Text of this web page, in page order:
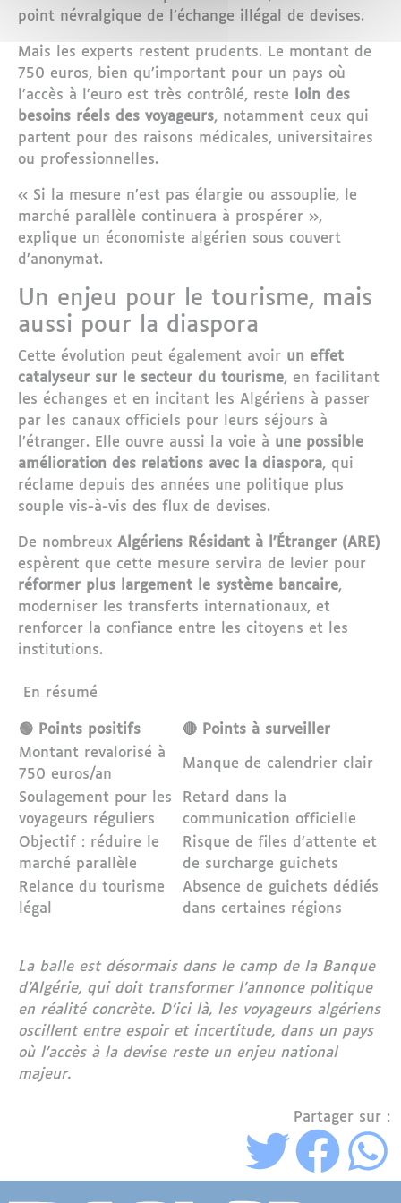
point névralgique de l’échange illégal de devises.
Mais les experts restent prudents. Le montant de
750 euros, bien qu’important pour un pays où
l’accès à l’euro est très contrôlé, reste
loin des
besoins réels des voyageurs, notamment ceux qui
partent pour des raisons médicales, universitaires
ou professionnelles.
« Si la mesure n’est pas élargie ou assouplie, le
marché parallèle continuera à prospérer »,
explique un économiste algérien sous couvert
d’anonymat.
Un enjeu pour le tourisme, mais
aussi pour la diaspora
Cette évolution peut également avoir un effet
catalyseur sur le secteur du tourisme, en facilitant
les échanges et en incitant les Algériens à passer
par les canaux officiels pour leurs séjours à
l’étranger. Elle ouvre aussi la voie à une possible
amélioration des relations avec la diaspora, qui
réclame depuis des années une politique plus
souple vis-à-vis des flux de devises.
De nombreux Algériens Résidant à l'Étranger (ARE)
espèrent que cette mesure servira de levier pour
réformer plus largement le système bancaire,
moderniser les transferts internationaux, et
renforcer la confiance entre les citoyens et les
institutions.
En résumé
🟢 Points positifs
🔴 Points à surveiller
Montant revalorisé à
750 euros/an
Manque de calendrier clair
Soulagement pour les
voyageurs réguliers
Retard dans la
communication officielle
Objectif : réduire le
marché parallèle
Risque de files d’attente et
de surcharge guichets
Relance du tourisme
légal
Absence de guichets dédiés
dans certaines régions
La balle est désormais dans le camp de la Banque
d’Algérie, qui doit transformer l’annonce politique
en réalité concrète. D’ici là, les voyageurs algériens
oscillent entre espoir et incertitude, dans un pays
où l’accès à la devise reste un enjeu national
majeur.
Partager sur :